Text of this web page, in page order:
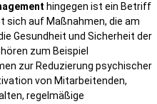
hingegen ist ein Betriff
sich auf Maßnahmen, die am
Gesundheit und Sicherheit der
zum Beispiel
zur Reduzierung psychischer
von Mitarbeitenden,
regelmäßige